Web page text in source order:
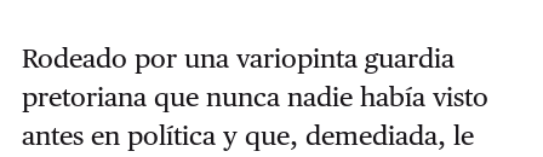
Rodeado por una variopinta guardia
pretoriana que nunca nadie había visto
antes en política y que, demediada, le